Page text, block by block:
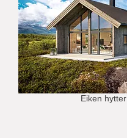
Eiken hytter